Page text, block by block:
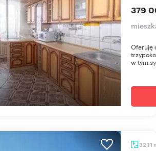
379
Oferuję
w tym
32,11